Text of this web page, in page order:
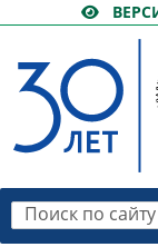
Поиск по сайту